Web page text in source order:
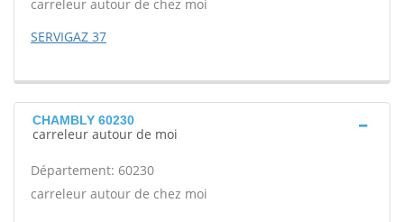
carreleur autour de chez moi
SERVIGAZ 37
CHAMBLY 60230
carreleur autour de moi
Département: 60230
carreleur autour de chez moi